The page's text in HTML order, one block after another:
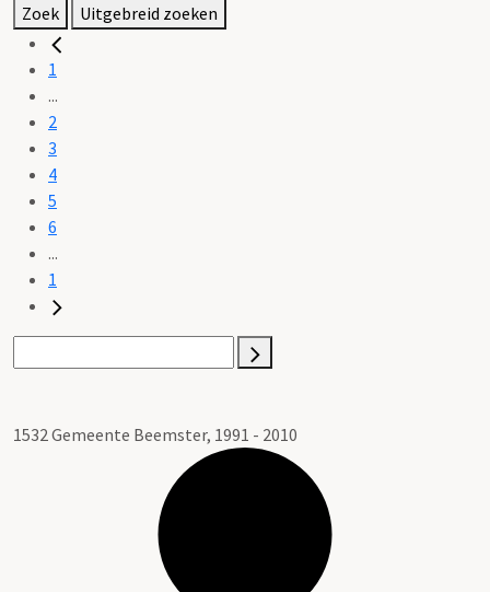
Zoek Uitgebreid zoeken
1
...
2
3
4
5
6
...
1
1532 Gemeente Beemster, 1991 - 2010